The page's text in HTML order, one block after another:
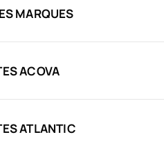
MARQUES
ACOVA
ATLANTIC